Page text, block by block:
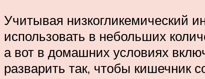
Учитывая низкогликемический
использовать в небольших
а вот в домашних условиях
разварить так, чтобы кишечник